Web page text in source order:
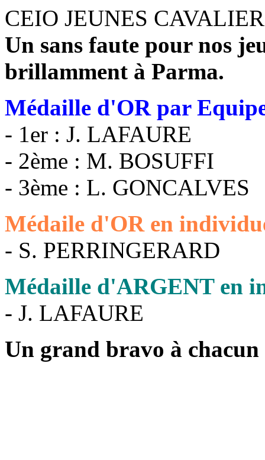
CEIO JEUNES
Un sans faute pour nos
brillamment à Parma.
Médaille d'OR par
- 1er : J. LAFAURE
- 2ème : M. BOSUFFI
- 3ème : L. GONCALVES
Médaile d'OR en
- S. PERRINGERARD
Médaille d'ARGENT en
- J. LAFAURE
Un grand bravo à